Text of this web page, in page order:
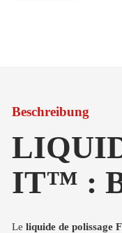
Beschreibung
IT™ :
Le liquide de